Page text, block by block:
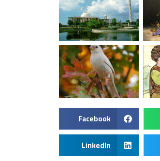
Facebook
LinkedIn